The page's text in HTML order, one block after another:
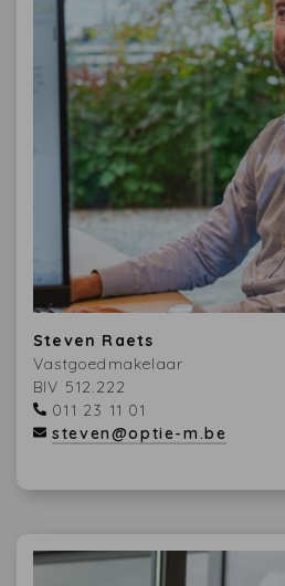
Steven Raets
Vastgoedmakelaar
BIV 512.222
011 23 11 01
steven@optie-m.be